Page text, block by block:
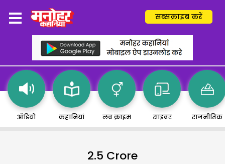
सब्सक्राइब करें
ऑडियो कहानियां लव क्राइम साइबर राजनीतिक
2.5 Crore